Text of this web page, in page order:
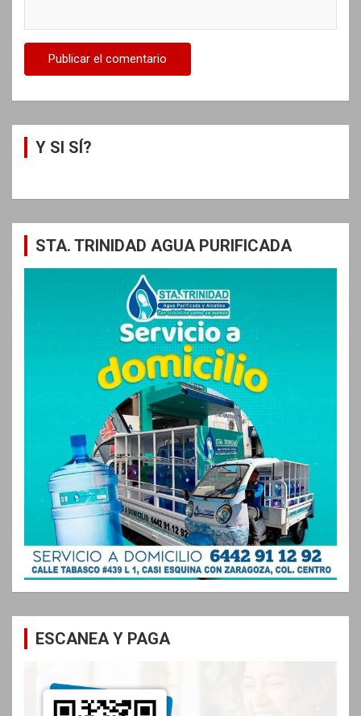
Y SI SÍ?
STA. TRINIDAD AGUA PURIFICADA
ESCANEA Y PAGA